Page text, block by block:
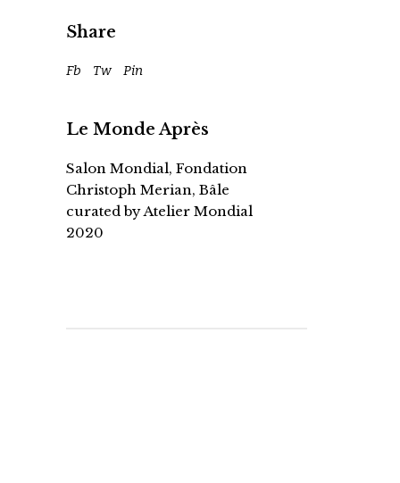
Le Monde Après
Salon Mondial, Fondation
Christoph Merian, Bâle
curated by Atelier Mondial
2020
Share
Fb Tw Pin